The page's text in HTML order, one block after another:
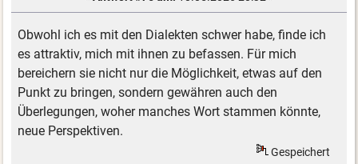
Obwohl ich es mit den Dialekten schwer habe, finde ich
es attraktiv, mich mit ihnen zu befassen. Für mich
bereichern sie nicht nur die Möglichkeit, etwas auf den
Punkt zu bringen, sondern gewähren auch den
Überlegungen, woher manches Wort stammen könnte,
neue Perspektiven.
Gespeichert